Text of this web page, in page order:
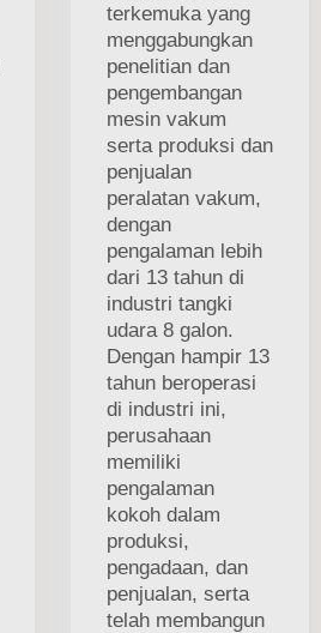
terkemuka yang
menggabungkan
penelitian dan
pengembangan
mesin vakum
serta produksi dan
penjualan
peralatan vakum,
dengan
pengalaman lebih
dari 13 tahun di
industri tangki
udara 8 galon.
Dengan hampir 13
tahun beroperasi
di industri ini,
perusahaan
memiliki
pengalaman
kokoh dalam
produksi,
pengadaan, dan
penjualan, serta
telah membangun